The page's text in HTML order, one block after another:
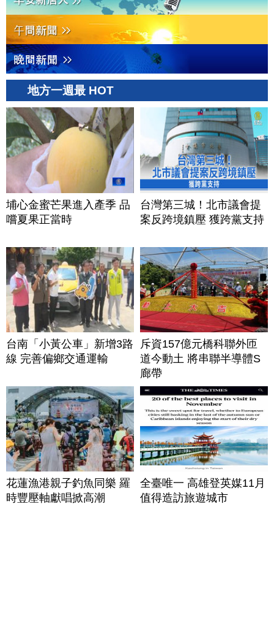
地方一週最 HOT
埔心金蜜芒果進入產季 品
嚐夏果正當時
台灣第三城！北市議會提
案反跨境鎮壓 獲跨黨支持
台南「小黃公車」新增3路
線 完善偏鄉交通運輸
斥資157億元橋科聯外匝
道今動土 將串聯半導體S
廊帶
花蓮漁港親子釣魚同樂 羅
時豐壓軸獻唱掀高潮
全臺唯一 高雄登英媒11月
值得造訪旅遊城市